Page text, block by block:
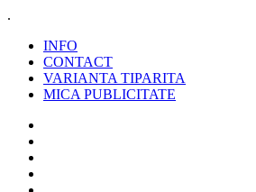
.
INFO
CONTACT
VARIANTA TIPARITA
MICA PUBLICITATE